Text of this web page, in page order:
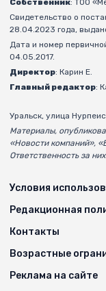
Собственник: ТОО
Свидетельство о
28.04.2023 года,
Дата и номер
04.05.2017.
Директор: Карин Е.
Главный редактор:
Уральск, улица
Материалы,
«Новости компаний»,
Ответственность за
Условия
Редакционная
Контакты
Возрастные
Реклама на сайте